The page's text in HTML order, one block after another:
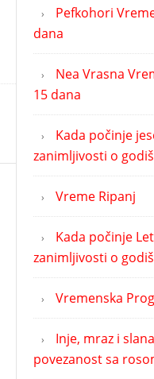
Pefkohori
dana
Nea Vrasna
15 dana
Kada počinje
zanimljivosti o
Vreme Ripanj
Kada počinje
zanimljivosti o
Vremenska
Inje, mraz i
povezanost sa